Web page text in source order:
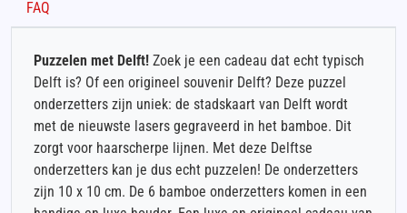
FAQ
Puzzelen met Delft! Zoek je een cadeau dat echt typisch
Delft is? Of een origineel souvenir Delft? Deze puzzel
onderzetters zijn uniek: de stadskaart van Delft wordt
met de nieuwste lasers gegraveerd in het bamboe. Dit
zorgt voor haarscherpe lijnen. Met deze Delftse
onderzetters kan je dus echt puzzelen! De onderzetters
zijn 10 x 10 cm. De 6 bamboe onderzetters komen in een